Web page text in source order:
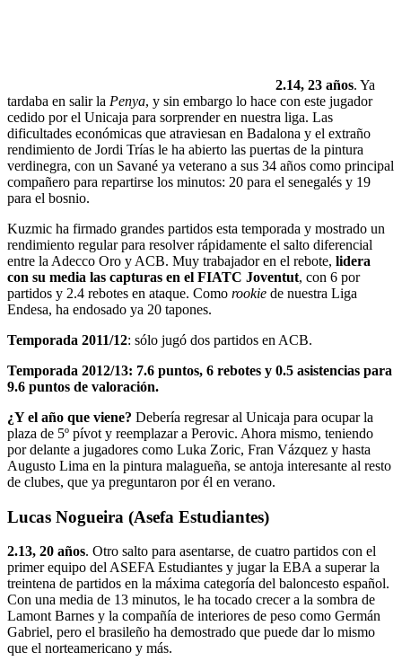
2.14, 23 años. Ya
tardaba en salir la Penya, y sin embargo lo hace con este jugador
cedido por el Unicaja para sorprender en nuestra liga. Las
dificultades económicas que atraviesan en Badalona y el extraño
rendimiento de Jordi Trías le ha abierto las puertas de la pintura
verdinegra, con un Savané ya veterano a sus 34 años como principal
compañero para repartirse los minutos: 20 para el senegalés y 19
para el bosnio.
Kuzmic ha firmado grandes partidos esta temporada y mostrado un
rendimiento regular para resolver rápidamente el salto diferencial
entre la Adecco Oro y ACB. Muy trabajador en el rebote, lidera
con su media las capturas en el FIATC Joventut, con 6 por
partidos y 2.4 rebotes en ataque. Como rookie de nuestra Liga
Endesa, ha endosado ya 20 tapones.
Temporada 2011/12: sólo jugó dos partidos en ACB.
Temporada 2012/13: 7.6 puntos, 6 rebotes y 0.5 asistencias para
9.6 puntos de valoración.
¿Y el año que viene? Debería regresar al Unicaja para ocupar la
plaza de 5º pívot y reemplazar a Perovic. Ahora mismo, teniendo
por delante a jugadores como Luka Zoric, Fran Vázquez y hasta
Augusto Lima en la pintura malagueña, se antoja interesante al resto
de clubes, que ya preguntaron por él en verano.
Lucas Nogueira (Asefa Estudiantes)
2.13, 20 años. Otro salto para asentarse, de cuatro partidos con el
primer equipo del ASEFA Estudiantes y jugar la EBA a superar la
treintena de partidos en la máxima categoría del baloncesto español.
Con una media de 13 minutos, le ha tocado crecer a la sombra de
Lamont Barnes y la compañía de interiores de peso como Germán
Gabriel, pero el brasileño ha demostrado que puede dar lo mismo
que el norteamericano y más.